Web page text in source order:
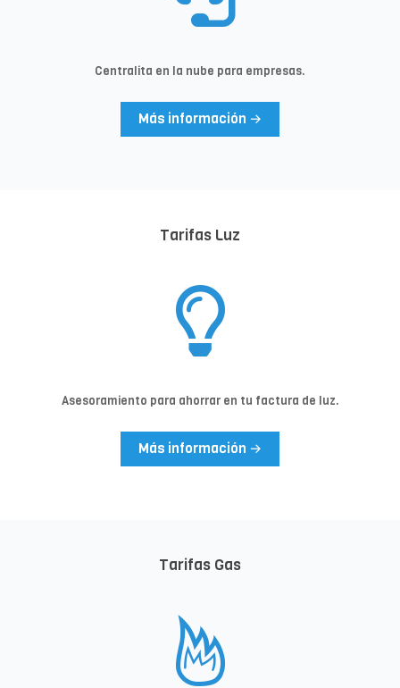
Centralita en la nube para empresas.
Más información →
Tarifas Luz
Asesoramiento para ahorrar en tu factura de luz.
Más información →
Tarifas Gas